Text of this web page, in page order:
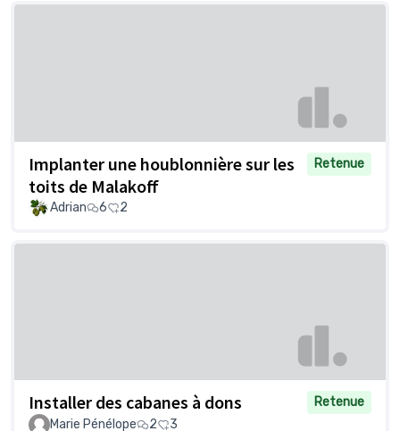
Implanter une houblonnière sur les
toits de Malakoff
Retenue
Adrian 6 2
Installer des cabanes à dons
Retenue
Marie Pénélope
2 3